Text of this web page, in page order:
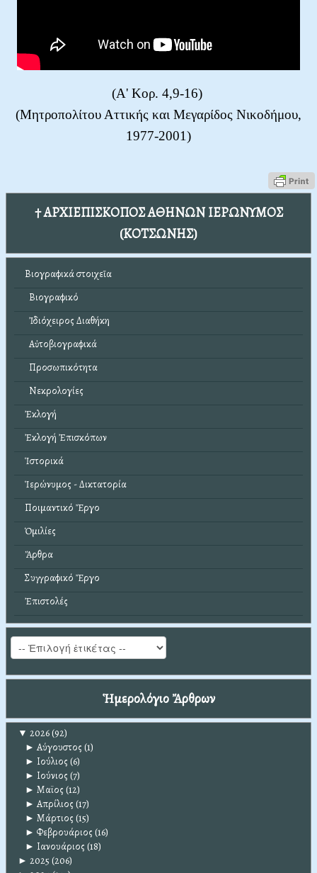
(Α' Κορ. 4,9-16)
(Μητροπολίτου Αττικής και Μεγαρίδος Νικοδήμου,
1977-2001)
† ΑΡΧΙΕΠΙΣΚΟΠΟΣ ΑΘΗΝΩΝ ΙΕΡΩΝΥΜΟΣ
(ΚΟΤΣΩΝΗΣ)
Βιογραφικά στοιχεῖα
Βιογραφικό
Ἰδιόχειρος Διαθήκη
Αὐτοβιογραφικά
Προσωπικότητα
Νεκρολογίες
Ἐκλογή
Ἐκλογή Ἐπισκόπων
Ἱστορικά
Ἱερώνυμος - Δικτατορία
Ποιμαντικό Ἔργο
Ὁμιλίες
Ἄρθρα
Συγγραφικό Ἔργο
Ἐπιστολές
Ἡμερολόγιο Ἄρθρων
▼ 2026(92)
► Αύγουστος (1)
► Ιούλιος (6)
► Ιούνιος (7)
► Μαϊος (12)
► Απρίλιος (17)
► Μάρτιος (15)
► Φεβρουάριος (16)
► Ιανουάριος (18)
► 2025 (206)